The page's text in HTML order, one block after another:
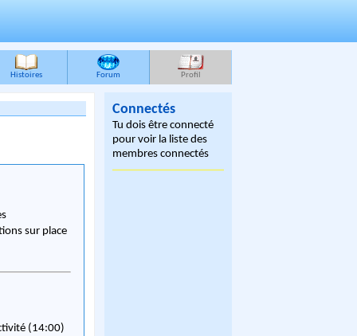
Histoires Forum Profil
sur place
(14:00)
Connectés
Tu dois être connecté
pour voir la liste des
membres connectés